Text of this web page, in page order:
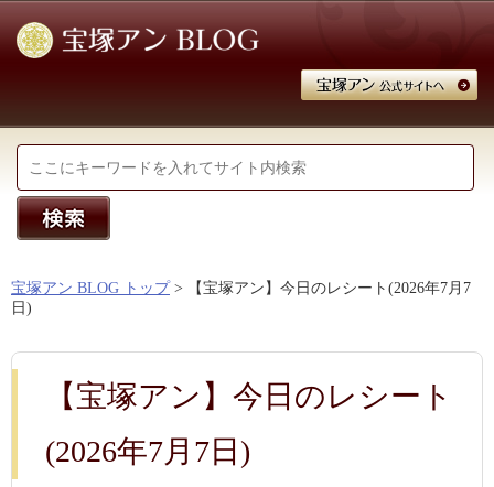
宝塚アン BLOG トップ > 【宝塚アン】今日のレシート(2026年7月7
日)
【宝塚アン】今日のレシート
(2026年7月7日)